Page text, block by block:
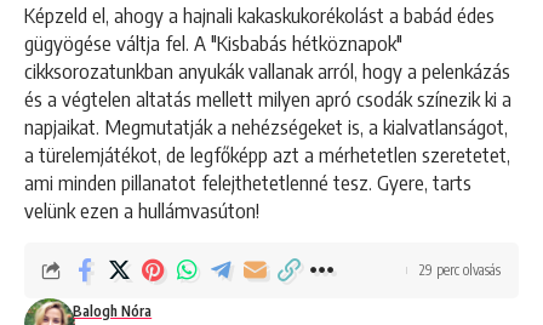
Képzeld el, ahogy a hajnali kakaskukorékolást a babád édes
gügyögése váltja fel. A "Kisbabás hétköznapok"
cikksorozatunkban anyukák vallanak arról, hogy a pelenkázás
és a végtelen altatás mellett milyen apró csodák színezik ki a
napjaikat. Megmutatják a nehézségeket is, a kialvatlanságot,
a türelemjátékot, de legfőképp azt a mérhetetlen szeretetet,
ami minden pillanatot felejthetetlenné tesz. Gyere, tarts
velünk ezen a hullámvasúton!
Balogh Nóra
29 perc olvasás